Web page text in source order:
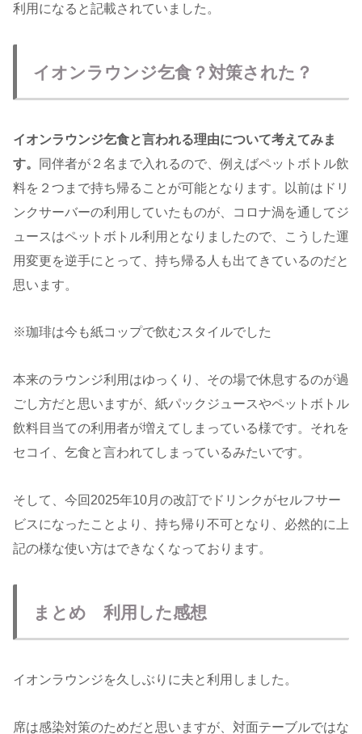
利用になると記載されていました。
イオンラウンジ乞食？対策された？
イオンラウンジ乞食と言われる理由について考えてみま
す。
同伴者が２名まで入れるので、例えばペットボトル飲
料を２つまで持ち帰ることが可能となります。以前はドリ
ンクサーバーの利用していたものが、コロナ渦を通してジ
ュースはペットボトル利用となりましたので、こうした運
用変更を逆手にとって、持ち帰る人も出てきているのだと
思います。
※珈琲は今も紙コップで飲むスタイルでした
本来のラウンジ利用はゆっくり、その場で休息するのが過
ごし方だと思いますが、紙パックジュースやペットボトル
飲料目当ての利用者が増えてしまっている様です。それを
セコイ、乞食と言われてしまっているみたいです。
そして、今回2025年10月の改訂でドリンクがセルフサー
ビスになったことより、持ち帰り不可となり、必然的に上
記の様な使い方はできなくなっております。
まとめ 利用した感想
イオンラウンジを久しぶりに夫と利用しました。
席は感染対策のためだと思いますが、対面テーブルではな